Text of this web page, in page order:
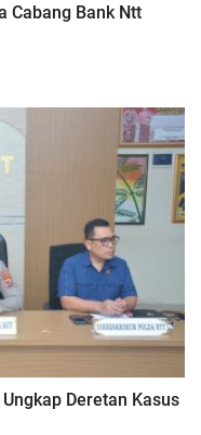
Cabang Bank Ntt
Deretan Kasus